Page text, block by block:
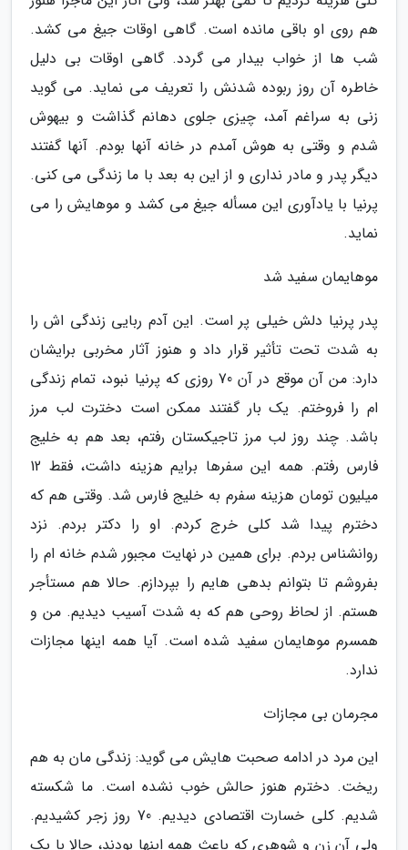
هم روی او باقی مانده است. گاهی اوقات جیغ می کشد.
شب ها از خواب بیدار می گردد. گاهی اوقات بی دلیل
خاطره آن روز ربوده شدنش را تعریف می نماید. می گوید
زنی به سراغم آمد، چیزی جلوی دهانم گذاشت و بیهوش
شدم و وقتی به هوش آمدم در خانه آنها بودم. آنها گفتند
دیگر پدر و مادر نداری و از این به بعد با ما زندگی می کنی.
پرنیا با یادآوری این مسأله جیغ می کشد و موهایش را می
نماید.
موهایمان سفید شد
پدر پرنیا دلش خیلی پر است. این آدم ربایی زندگی اش را
به شدت تحت تأثیر قرار داد و هنوز آثار مخربی برایشان
دارد: من آن موقع در آن 70 روزی که پرنیا نبود، تمام زندگی
ام را فروختم. یک بار گفتند ممکن است دخترت لب مرز
باشد. چند روز لب مرز تاجیکستان رفتم، بعد هم به خلیج
فارس رفتم. همه این سفرها برایم هزینه داشت، فقط 12
میلیون تومان هزینه سفرم به خلیج فارس شد. وقتی هم که
دخترم پیدا شد کلی خرج کردم. او را دکتر بردم. نزد
روانشناس بردم. برای همین در نهایت مجبور شدم خانه ام را
بفروشم تا بتوانم بدهی هایم را بپردازم. حالا هم مستأجر
هستم. از لحاظ روحی هم که به شدت آسیب دیدیم. من و
همسرم موهایمان سفید شده است. آیا همه اینها مجازات
ندارد.
مجرمان بی مجازات
این مرد در ادامه صحبت هایش می گوید: زندگی مان به هم
ریخت. دخترم هنوز حالش خوب نشده است. ما شکسته
شدیم. کلی خسارت اقتصادی دیدیم. 70 روز زجر کشیدیم.
ولی آن زن و شوهری که باعث همه اینها بودند، حالا با یک